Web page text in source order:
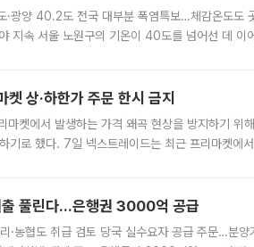
광양 40.2도 전국 대부분 폭염특보…체감온도도
지속 서울 노원구의 기온이 40도를 넘어선 데 이
상·하한가 주문 한시 금지
마켓에서 발생하는 가격 왜곡 현상을 방지하기 위
기로 했다. 7일 넥스트레이드는 최근 프리마켓에
출 풀린다…은행권 3000억 공급
·농협도 취급 검토 당국 실수요자 공급 주문…분양